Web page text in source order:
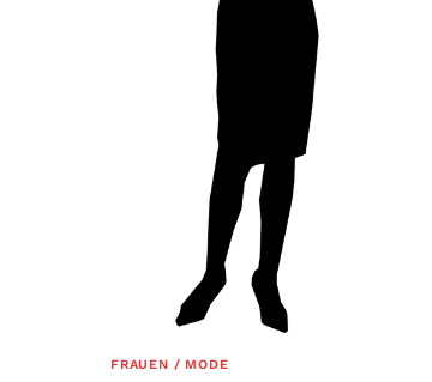
FRAUEN / MODE